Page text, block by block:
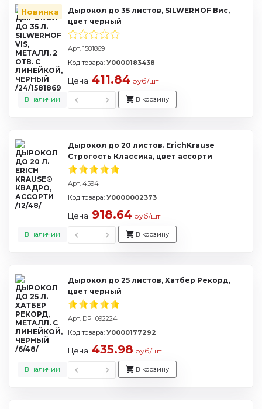
Новинка
Дырокол до 35 листов, SILWERHOF Вис,
цвет черный
Арт. 1581869
В наличии
Код товара: У0000183438
Цена: 411.84 руб/шт
В корзину
Дырокол до 20 листов. ErichKrause
Строгость Классика, цвет ассорти
Арт. 4594
В наличии
Код товара: У0000002373
Цена: 918.64 руб/шт
В корзину
Дырокол до 25 листов, Хатбер Рекорд,
цвет черный
Арт. DP_092224
В наличии
Код товара: У0000177292
Цена: 435.98 руб/шт
В корзину